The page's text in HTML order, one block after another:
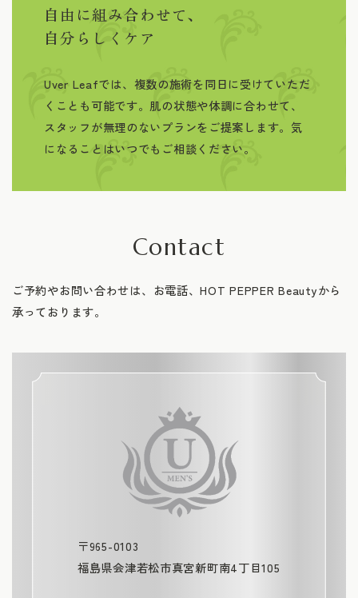
自由に組み合わせて、
自分らしくケア
Uver Leafでは、複数の施術を同日に受けていただ
くことも可能です。肌の状態や体調に合わせて、
スタッフが無理のないプランをご提案します。気
になることはいつでもご相談ください。
Contact
ご予約やお問い合わせは、お電話、HOT PEPPER Beautyから
承っております。
〒965-0103
福島県会津若松市真宮新町南4丁目105